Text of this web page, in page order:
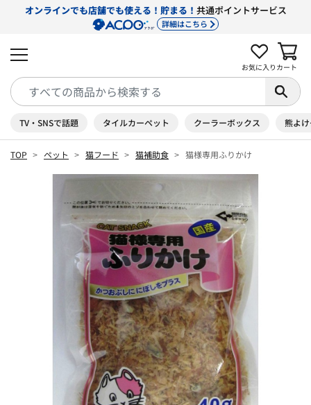
オンラインでも店舗でも使える！貯まる！ 共通ポイントサービス
詳細はこちら
お気に入り カート
TV・SNSで話題 タイルカーペット クーラーボックス 熊よ
TOP ペット 猫フード 猫補助食 猫様専用ふりかけ